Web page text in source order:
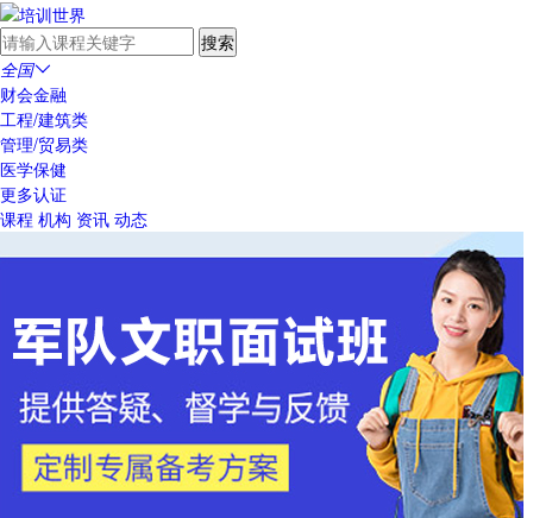
全国
财会金融
工程/建筑类
管理/贸易类
医学保健
更多认证
课程 机构 资讯 动态